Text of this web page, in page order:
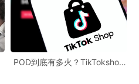
POD到底有多火？TikTokshop